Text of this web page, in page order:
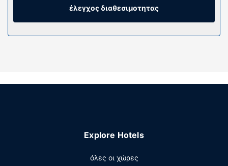
τηλεοράσεις με επίπεδη οθόνη 30 ιντσών με δορυφορικά
οποίο προσφέρει θεραπείες περιποίησης σώματος και
ασύρματο ίντερνετ, υπηρεσίες concierge και
έλεγχος διαθεσιμοτητας
Explore Hotels
όλες οι χώρες